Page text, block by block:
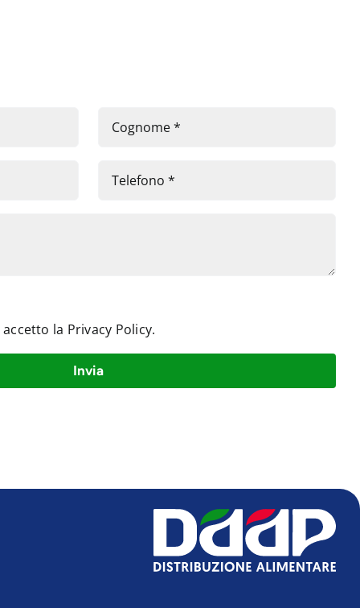
la Privacy Policy.
Invia